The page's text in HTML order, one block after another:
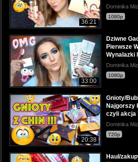
36:21
Dominika
1080p
33:00
Dziwne
Pierwsze
Wynalazki
Dominika
1080p
20:38
Gnioty/
Najgorszy
czyli akcja
Dominika
720p
Haul/